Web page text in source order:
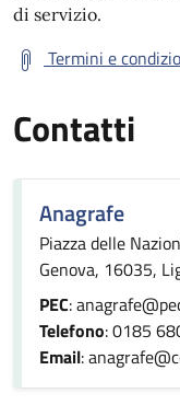
di servizio.
Termini e
Contatti
Anagrafe
Piazza delle
Genova, 16035,
PEC:
Telefono: 0185
Email: